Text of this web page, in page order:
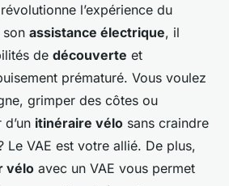
révolutionne l’expérience du
son assistance électrique, il
de découverte et
prématuré. Vous voulez
grimper des côtes ou
itinéraire vélo sans craindre
Le VAE est votre allié. De plus,
vélo avec un VAE vous permet